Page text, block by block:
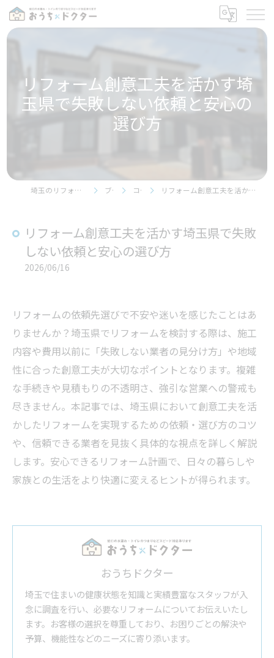
リフォーム創意工夫を活かす埼
玉県で失敗しない依頼と安心の
選び方
埼玉のリフォームならおうちドクター ブログ コラム リフォーム創意工夫を活かす埼玉県で失敗しない依頼と安心の選び方
リフォーム創意工夫を活かす埼玉県で失敗
しない依頼と安心の選び方
2026/06/16
リフォームの依頼先選びで不安や迷いを感じたことはあ
りませんか？埼玉県でリフォームを検討する際は、施工
内容や費用以前に「失敗しない業者の見分け方」や地域
性に合った創意工夫が大切なポイントとなります。複雑
な手続きや見積もりの不透明さ、強引な営業への警戒も
尽きません。本記事では、埼玉県において創意工夫を活
かしたリフォームを実現するための依頼・選び方のコツ
や、信頼できる業者を見抜く具体的な視点を詳しく解説
します。安心できるリフォーム計画で、日々の暮らしや
家族との生活をより快適に変えるヒントが得られます。
おうちドクター
埼玉で住まいの健康状態を知識と実績豊富なスタッフが入
念に調査を行い、必要なリフォームについてお伝えいたし
ます。お客様の選択を尊重しており、お困りごとの解決や
予算、機能性などのニーズに寄り添います。